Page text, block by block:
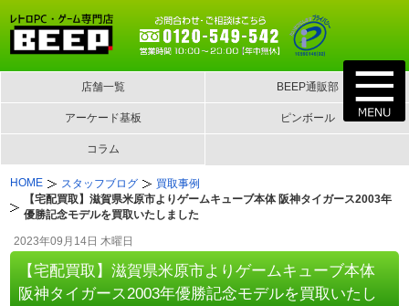
店舗一覧 BEEP通販部
アーケード基板 ピンボール
コラム
HOME スタッフブログ
買取事例
【宅配買取】滋賀県米原市よりゲームキューブ本体 阪神タイガース2003年
優勝記念モデルを買取いたしました
2023年09月14日 木曜日
【宅配買取】滋賀県米原市よりゲームキューブ本体
阪神タイガース2003年優勝記念モデルを買取いたし